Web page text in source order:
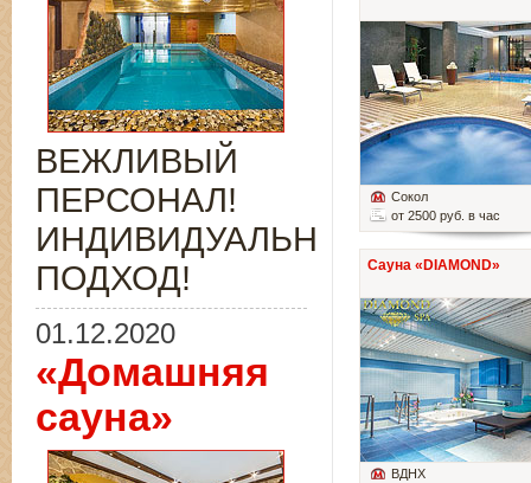
Сокол
от 2500 руб. в час
Сауна «DIAMOND»
ВДНХ
ВЕЖЛИВЫЙ
ПЕРСОНАЛ!
ИНДИВИДУАЛЬНЫЙ
ПОДХОД!
01.12.2020
«Домашняя
сауна»